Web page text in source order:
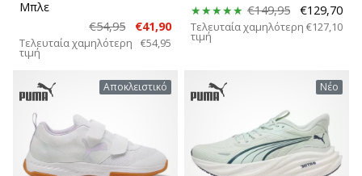
Μπλε
€54,95
€41,90
Τελευταία χαμηλότερη
τιμή
€54,95
€149,95 €129,70
Τελευταία χαμηλότερη
τιμή
€127,10
Αποκλειστικό Νέο